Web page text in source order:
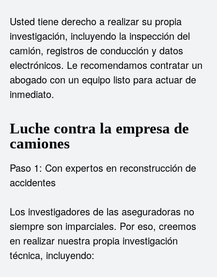
Usted tiene derecho a realizar su propia
investigación, incluyendo la inspección del
camión, registros de conducción y datos
electrónicos. Le recomendamos contratar un
abogado con un equipo listo para actuar de
inmediato.
Luche contra la empresa de
camiones
Paso 1: Con expertos en reconstrucción de
accidentes
Los investigadores de las aseguradoras no
siempre son imparciales. Por eso, creemos
en realizar nuestra propia investigación
técnica, incluyendo: